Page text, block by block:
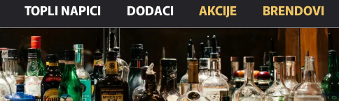
TOPLI NAPICI DODACI AKCIJE BRENDOVI